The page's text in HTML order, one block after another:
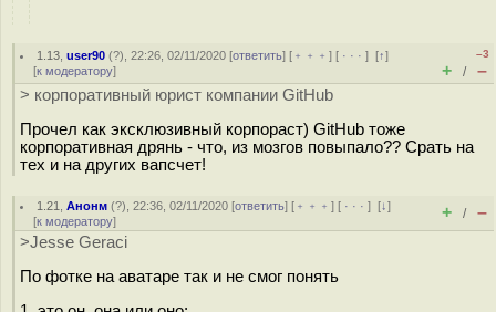
1.13 ,user90 (?), 22:26, 02/11/2020 [ответить] [ ﹢﹢﹢] [ · · ·][↑]
[к модератору]
–3
+ / –
> корпоративный юрист компании GitHub
Прочел как эксклюзивный корпораст) GitHub тоже
корпоративная дрянь - что, из мозгов повыпало?? Срать на
тех и на других вапсчет!
1.21 ,Анонм (?), 22:36, 02/11/2020 [ответить] [ ﹢﹢﹢] [ · · ·][↓]
[к модератору] + / –
>Jesse Geraci
По фотке на аватаре так и не смог понять